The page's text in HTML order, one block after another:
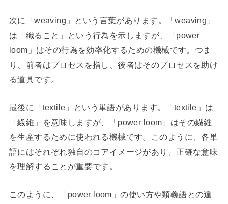
次に「weaving」という言葉があります。「weaving」
は「織ること」という行為を示しますが、「power
loom」はその行為を効率化するための機械です。つま
り、前者はプロセスを指し、後者はそのプロセスを助け
る道具です。
最後に「textile」という単語があります。「textile」は
「繊維」を意味しますが、「power loom」はその繊維
を生産するために使われる機械です。このように、各単
語にはそれぞれ独自のコアイメージがあり、正確な意味
を理解することが重要です。
このように、「power loom」の使い方や類義語との違